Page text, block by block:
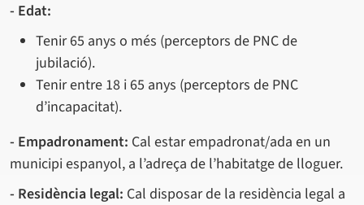
- Edat:
Tenir 65 anys o més (perceptors de PNC de
jubilació).
Tenir entre 18 i 65 anys (perceptors de PNC
d’incapacitat).
- Empadronament: Cal estar empadronat/ada en un
municipi espanyol, a l’adreça de l’habitatge de lloguer.
- Residència legal: Cal disposar de la residència legal a